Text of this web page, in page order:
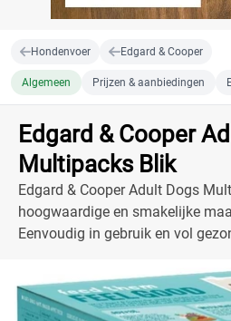
Hondenvoer Edgard & Cooper
Algemeen Prijzen & aanbiedingen
Edgard & Cooper
Multipacks Blik
Edgard & Cooper Adult Dogs
hoogwaardige en smakelijke
Eenvoudig in gebruik en vol